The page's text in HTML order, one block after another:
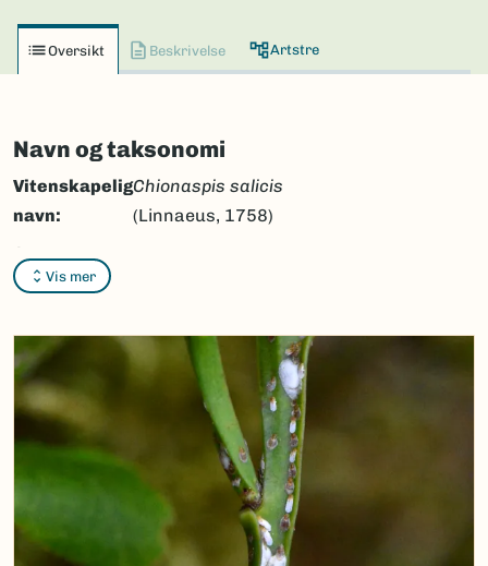
Oversikt Beskrivelse Artstre
Navn og taksonomi
Vis mer
Vitenskapelig
navn:
Chionaspis salicis
(Linnaeus, 1758)
Synonymer:
Bokmål:Ingen
Nynorsk:Ingen
Nordsamisk/Davvisámegiella:Ingen
Vitenskapelig navn ID:135274
Takson ID:
Gå til Nortaxa for flere detaljer
(Ekstern lenke)